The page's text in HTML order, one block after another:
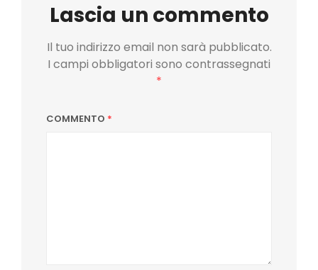
Lascia un commento
Il tuo indirizzo email non sarà pubblicato.
I campi obbligatori sono contrassegnati
*
COMMENTO *